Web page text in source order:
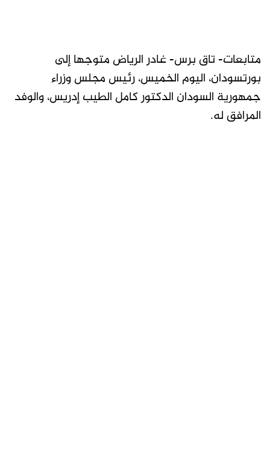
متابعات- تاق برس- غادر الرياض متوجها إلى
بورتسودان، اليوم الخميس، رئيس مجلس وزراء
جمهورية السودان الدكتور كامل الطيب إدريس، والوفد
المرافق له.